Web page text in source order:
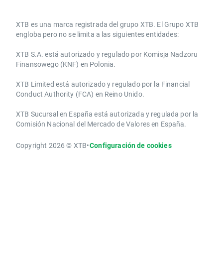
​​XTB es una marca registrada del grupo XTB. El Grupo XTB
engloba pero no se limita a las siguientes entidades:
XTB S.A.​ está autorizado y regulado por Komisja Nadzoru
Finansowego (KNF) ​en Polonia.
XTB Limited ​está autorizado y regulado por la ​Financial
Conduct Authority ​(FCA) en ​​Reino Unido.
XTB Sucursal en España está autorizada y regulada por la
Comisión Nacional del Mercado de Valores en España.
Copyright 2026 © XTB•Configuración de cookies